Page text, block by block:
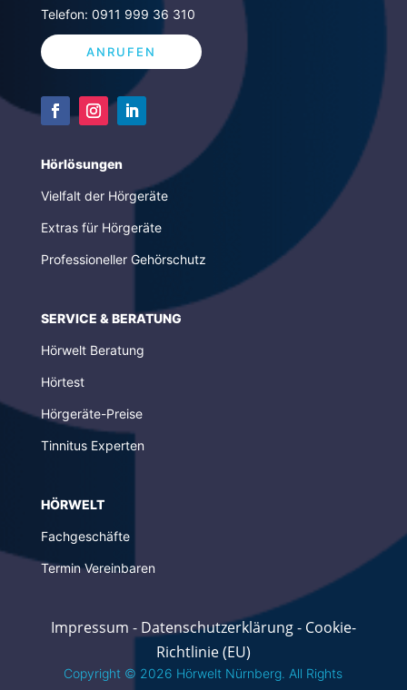
Telefon: 0911 999 36 310
ANRUFEN
Hörlösungen
Vielfalt der Hörgeräte
Extras für Hörgeräte
Professioneller Gehörschutz
SERVICE & BERATUNG
Hörwelt Beratung
Hörtest
Hörgeräte-Preise
Tinnitus Experten
HÖRWELT
Fachgeschäfte
Termin Vereinbaren
Impressum - Datenschutzerklärung- Cookie-
Richtlinie (EU)
Copyright © 2026 Hörwelt Nürnberg. All Rights